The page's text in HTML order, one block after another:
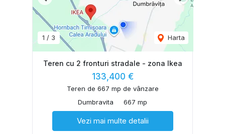
1 / 3 Harta
Teren cu 2 fronturi stradale - zona Ikea
133,400 €
Teren de 667 mp de vânzare
Dumbravita
667 mp
Vezi mai multe detalii